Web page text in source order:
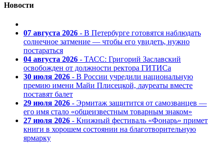
Новости
07 августа 2026 - В Петербурге готовятся наблюдать
солнечное затмение — чтобы его увидеть, нужно
постараться
04 августа 2026 - ТАСС: Григорий Заславский
освобожден от должности ректора ГИТИСа
30 июля 2026 - В России учредили национальную
премию имени Майи Плисецкой, лауреаты вместе
поставят балет
29 июля 2026 - Эрмитаж защитится от самозванцев —
его имя стало «общеизвестным товарным знаком»
27 июля 2026 - Книжный фестиваль «Фонарь» примет
книги в хорошем состоянии на благотворительную
ярмарку